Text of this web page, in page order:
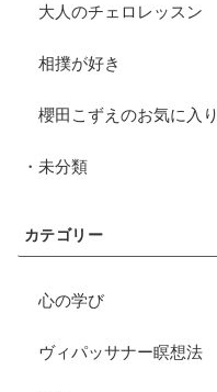
大人のチェロレッスン
相撲が好き
櫻田こずえのお気に入り
・未分類
カテゴリー
心の学び
ヴィパッサナー瞑想法